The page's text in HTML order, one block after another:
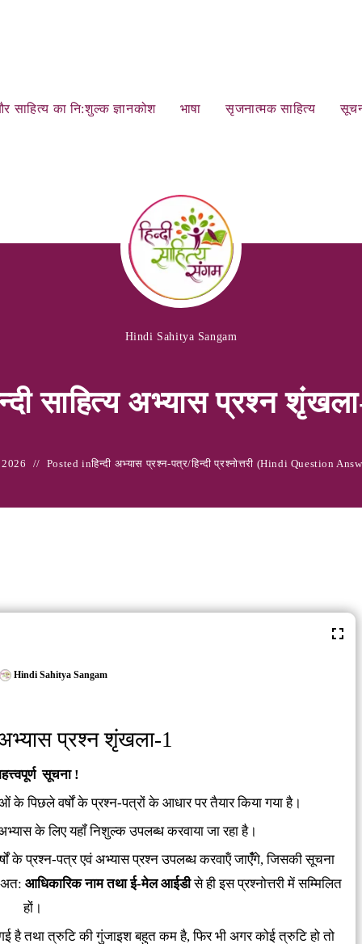
साहित्‍य का नि:शुल्‍क ज्ञानकोश भाषा सृजनात्‍मक साहित्‍य
Hindi Sahitya Sangam
साहित्‍य अभ्‍यास प्रश्‍न
Posted inहिन्‍दी अभ्‍यास प्रश्‍न-पत्र/हिन्‍दी प्रश्नोत्तरी (Hindi Question
Hindi Sahitya Sangam
अभ्‍यास प्रश्‍न शृंखला-1
सूचना !
के पिछले वर्षों के प्रश्‍न-पत्रों के आधार पर तैयार किया गया है।
के लिए यहॉं निशुल्‍क उपलब्‍ध करवाया जा रहा है।
के प्रश्‍न-पत्र एवं अभ्‍यास प्रश्‍न उपलब्‍ध करवाऍं जाएँँगे, जिसकी सूचना
अत: आधिकारिक नाम तथा ई-मेल आईडीसे ही इस प्रश्नोत्तरी में स‍म्मिलित
हों।
है तथा त्रुटि की गुंजाइश बहुत कम है, फिर भी अगर कोई त्रुटि हो तो